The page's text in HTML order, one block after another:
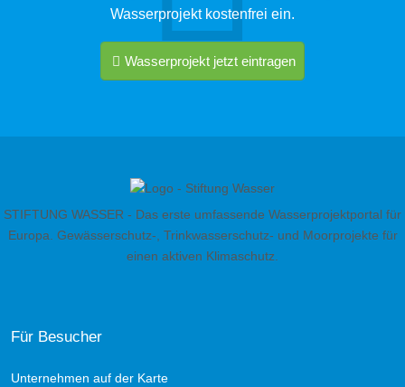
Wasserprojekt kostenfrei ein.
Wasserprojekt jetzt eintragen
STIFTUNG WASSER - Das erste umfassende Wasserprojektportal für
Europa. Gewässerschutz-, Trinkwasserschutz- und Moorprojekte für
einen aktiven Klimaschutz.
Für Besucher
Unternehmen auf der Karte